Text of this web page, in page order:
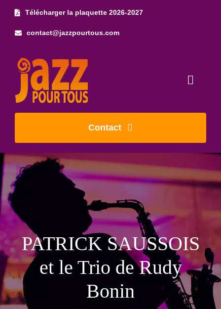
Skip
Télécharger la plaquette 2026-2027
contact@jazzpourtous.com
L’association
Les concerts
Photos
Tarifs
Contact
PATRICK SAUSSOIS
et le Trio de Rudy
Bonin